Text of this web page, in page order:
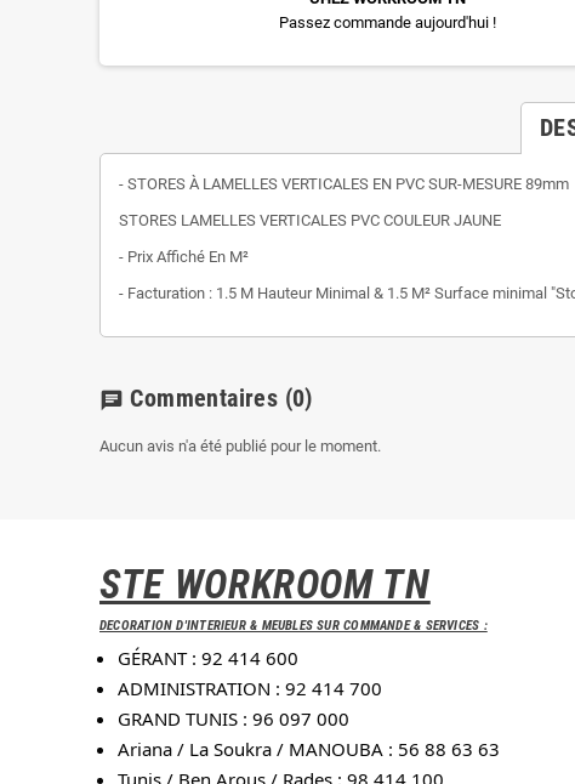
Passez commande aujourd'hui !
- STORES À LAMELLES VERTICALES EN PVC SUR-MESURE 89mm
STORES LAMELLES VERTICALES PVC COULEUR JAUNE
- Prix Affiché En M²
- Facturation : 1.5 M Hauteur Minimal & 1.5 M² Surface minimal
chat Commentaires (0)
Aucun avis n'a été publié pour le moment.
STE WORKROOM TN
DECORATION D'INTERIEUR & MEUBLES SUR COMMANDE & SERVICES :
GÉRANT : 92 414 600
ADMINISTRATION : 92 414 700
GRAND TUNIS : 96 097 000
Ariana / La Soukra / MANOUBA : 56 88 63 63
Tunis / Ben Arous / Rades : 98 414 100